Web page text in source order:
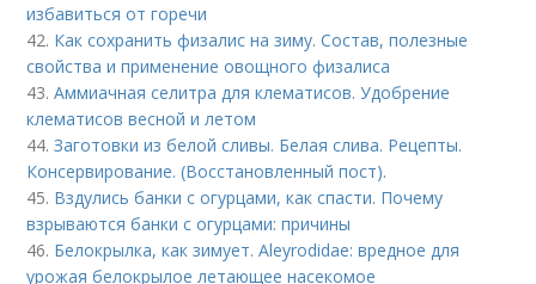
избавиться от горечи
42. Как сохранить физалис на зиму. Состав, полезные
свойства и применение овощного физалиса
43.Аммиачная селитра для клематисов. Удобрение
клематисов весной и летом
44.Заготовки из белой сливы. Белая слива. Рецепты.
Консервирование. (Восстановленный пост).
45. Вздулись банки с огурцами, как спасти. Почему
взрываются банки с огурцами: причины
46. Белокрылка, как зимует. Aleyrodidae: вредное для
урожая белокрылое летающее насекомое